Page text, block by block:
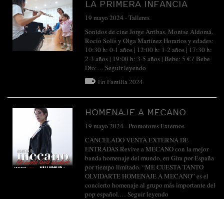
LA PRIMERA INFANCIA
19 mayo 2024 -Talleres
Sonidos de cine Jorge Arribas, Montse Aldomá,
Rocío Solís y Olga Martínez Horarios y edades:
10:30 h: 0-1 años | 12:00 h: 1-2 años | 17:30 h:
2-3 años | 19:00 h: 3-5 años | Bebe: 5 € / Bebe
Dto:… Seguir leyendo
En Familia 2024
HOMENAJE A MECANO
19 mayo 2024 -Promotores Externos
CANCELADO VENTA EXTERNA DE
ENTRADAS Revive a MECANO con la mejor
banda homenaje del mundo, en Gira por España
por tiempo limitado. “ME CUESTA TANTO
OLVIDARTE HOMENAJE A MECANO” es el
concierto homenaje al grupo más importante del
pop español.… Seguir leyendo